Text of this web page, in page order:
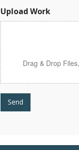
k
Upload Work
Drag & Drop Files,
Send